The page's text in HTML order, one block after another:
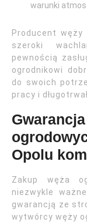
warunki
Producent
szeroki
pewnością
ogrodnikowi
do swoich
pracy i
Opolu
Zakup węża
niezwykle
gwarancją ze
wytwórcy węży